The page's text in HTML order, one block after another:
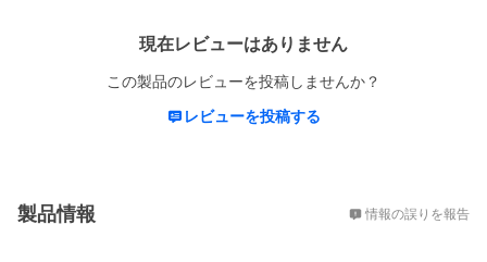
現在レビューはありません
この製品のレビューを投稿しませんか？
レビューを投稿する
製品情報 情報の誤りを報告